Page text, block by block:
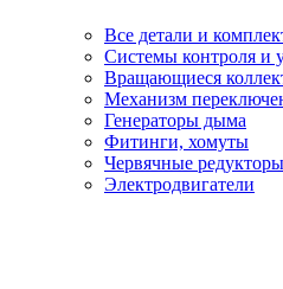
Все детали и
Системы контроля и
Вращающиеся
Механизм
Генераторы дыма
Фитинги, хомуты
Червячные редукторы
Электродвигатели